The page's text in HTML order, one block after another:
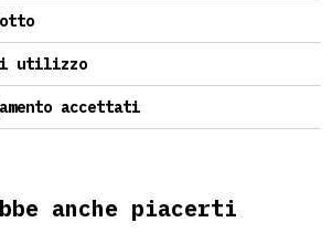
di utilizzo
accettati
anche piacerti